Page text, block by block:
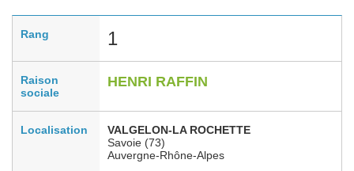
Rang 1
Raison
sociale
HENRI RAFFIN
Localisation
VALGELON-LA ROCHETTE
Savoie (73)
Auvergne-Rhône-Alpes